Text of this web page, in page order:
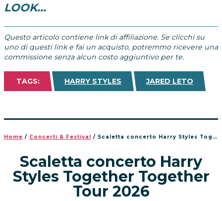
LOOK…
Questo articolo contiene link di affiliazione. Se clicchi su
uno di questi link e fai un acquisto, potremmo ricevere una
commissione senza alcun costo aggiuntivo per te.
TAGS: HARRY STYLES JARED LETO
Home / Concerti & Festival / Scaletta concerto Harry Styles Together Together Tour 2026
Scaletta concerto Harry
Styles Together Together
Tour 2026